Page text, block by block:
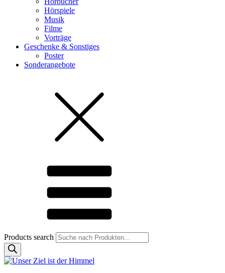
Hörspiele
Musik
Filme
Vorträge
Geschenke & Sonstiges
Poster
Sonderangebote
Products search